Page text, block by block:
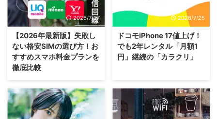
2026/7/27
【2026年最新版】失敗し
ない格安SIMの選び方！お
すすめスマホ料金プランを
徹底比較
2026/7/25
ドコモiPhone 17値上げ！
でも2年レンタル「月額1
円」継続の「カラクリ」